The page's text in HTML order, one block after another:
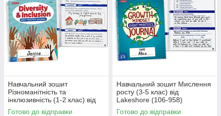
Навчальний зошит
Різноманітність та
інклюзивність (1-2 клас) від
Lakeshore (106-957)
Готово до відправки
Навчальний зошит Мислення
росту (3-5 клас) від
Lakeshore (106-958)
Готово до відправки